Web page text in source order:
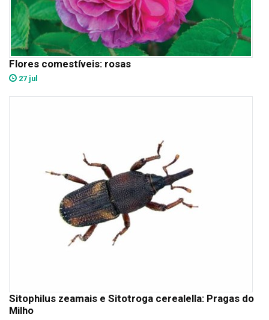
Flores comestíveis: rosas
27 jul
Sitophilus zeamais e Sitotroga cerealella: Pragas do
Milho